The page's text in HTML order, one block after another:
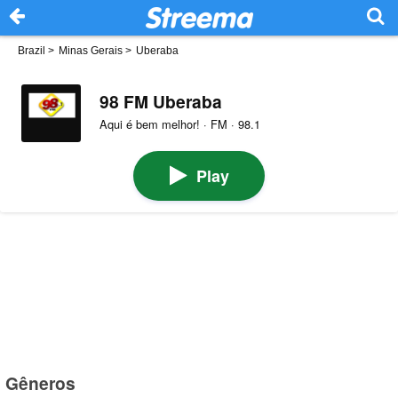
Brazil > Minas Gerais > Uberaba
98 FM Uberaba
Aqui é bem melhor! · FM · 98.1
Play
Gêneros